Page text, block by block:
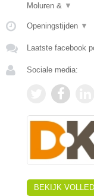
Moluren & ▼
Openingstijden ▼
Laatste facebook
Sociale media:
BEKIJK